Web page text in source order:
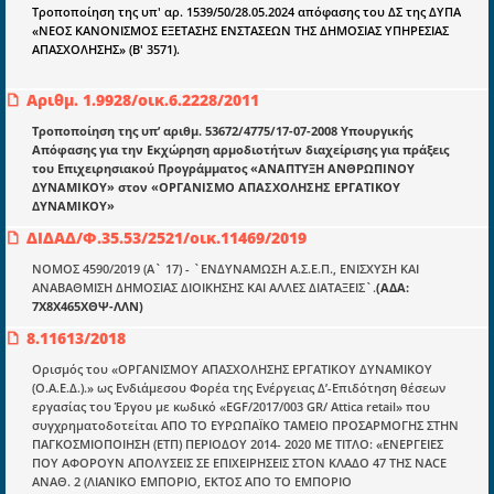
Τροποποίηση της υπ' αρ. 1539/50/28.05.2024 απόφασης του ΔΣ της ΔΥΠΑ
«ΝΕΟΣ ΚΑΝΟΝΙΣΜΟΣ ΕΞΕΤΑΣΗΣ ΕΝΣΤΑΣΕΩΝ ΤΗΣ ΔΗΜΟΣΙΑΣ ΥΠΗΡΕΣΙΑΣ
ΑΠΑΣΧΟΛΗΣΗΣ» (Β' 3571).
Αριθμ. 1.9928/οικ.6.2228/2011
Τροποποίηση της υπ’ αριθμ. 53672/4775/17-07-2008 Υπουργικής
Απόφασης για την Εκχώρηση αρμοδιο­τήτων διαχείρισης για πράξεις
του Επιχειρησιακού Προγράμματος «ΑΝΑΠΤΥΞΗ ΑΝΘΡΩΠΙΝΟΥ
ΔΥΝΑΜΙ­ΚΟΥ» στον «ΟΡΓΑΝΙΣΜΟ ΑΠΑΣΧΟΛΗΣΗΣ ΕΡΓΑΤΙΚΟΥ
ΔΥΝΑΜΙΚΟΥ»
ΔΙΔΑΔ/Φ.35.53/2521/οικ.11469/2019
ΝΟΜΟΣ 4590/2019 (Α` 17) - `ΕΝΔΥΝΑΜΩΣΗ Α.Σ.Ε.Π., ΕΝΙΣΧΥΣΗ ΚΑΙ
ΑΝΑΒΑΘΜΙΣΗ ΔΗΜΟΣΙΑΣ ΔΙΟΙΚΗΣΗΣ ΚΑΙ ΑΛΛΕΣ ΔΙΑΤΑΞΕΙΣ`.(ΑΔΑ:
7Χ8Χ465ΧΘΨ-ΛΛΝ)
8.11613/2018
Ορισμός του «ΟΡΓΑΝΙΣΜΟΥ ΑΠΑΣΧΟΛΗΣΗΣ ΕΡΓΑΤΙΚΟΥ ΔΥΝΑΜΙΚΟΥ
(Ο.Α.Ε.Δ.).» ως Ενδιάμεσου Φορέα της Ενέργειας Δ’-Επιδότηση θέσεων
εργασίας του Έργου με κωδικό «EGF/2017/003 GR/ Attica retail» που
συγχρηματοδοτείται ΑΠΟ ΤΟ ΕΥΡΩΠΑΪΚΟ ΤΑΜΕΙΟ ΠΡΟΣΑΡΜΟΓΗΣ ΣΤΗΝ
ΠΑΓΚΟΣΜΙΟΠΟΙΗΣΗ (ΕΤΠ) ΠΕΡΙΟΔΟΥ 2014- 2020 ΜΕ ΤΙΤΛΟ: «ΕΝΕΡΓΕΙΕΣ
ΠΟΥ ΑΦΟΡΟΥΝ ΑΠΟΛΥΣΕΙΣ ΣΕ ΕΠΙΧΕΙΡΗΣΕΙΣ ΣΤΟΝ ΚΛΑΔΟ 47 ΤΗΣ NACE
ΑΝΑΘ. 2 (ΛΙΑΝΙΚΟ ΕΜΠΟΡΙΟ, ΕΚΤΟΣ ΑΠΟ ΤΟ ΕΜΠΟΡΙΟ
Docman.gr
Μια πολυετής εθελοντική προσπάθεια που
μετατράπηκε σε επιχειρηματική οντότητα και φιλοδοξεί να συμβάλλει
στην διάδοση της γνώσης.
Ενότητες
Επικαιρότητα
E-book
Οδηγοί εκκαθάρισης
Νόμοι και προεδρικά διατάγματα
Υπουργικές αποφάσεις
Νομολογία και Γνωμοδοτήσεις ΝΣΚ